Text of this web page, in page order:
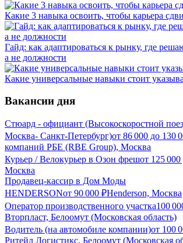
Какие 3 навыка освоить, чтобы карьера
Гайд: как адаптироваться к рынку, где
а не должности
Какие универсальные навыки стоит
Вакансии дня
Стюард - официант (Высокоскоростной
Москва- Санкт-Петербург)от 86 000 до 130
компаний РБЕ (RBE Group), Москва
Курьер / Велокурьер в Озон фрешот 125 000
Москва
Продавец-кассир в Дом Моды
HENDERSONот 90 000 ₽Henderson, Москва
Оператор производственного участка100
Вторпласт, Белоомут (Московская область)
Водитель (на автомобиле компании)от 100
Ритейл Логистикс, Белоомут (Московская